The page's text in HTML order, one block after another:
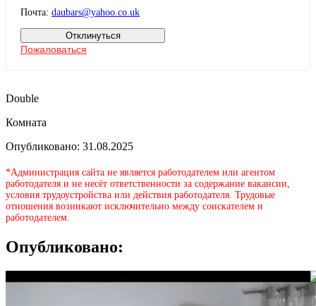
Почта: daubars@yahoo.co.uk
Отклинуться
Пожаловаться
Double
Комната
Опубликовано: 31.08.2025
*Администрация сайта не является работодателем или агентом
работодателя и не несёт ответственности за содержание вакансии,
условия трудоустройства или действия работодателя. Трудовые
отношения возникают исключительно между соискателем и
работодателем.
Опубликовано: